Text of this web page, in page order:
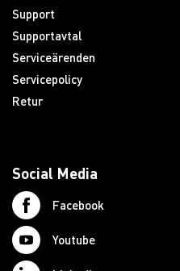
Support
Supportavtal
Serviceärenden
Servicepolicy
Retur
Social Media
Facebook
Youtube